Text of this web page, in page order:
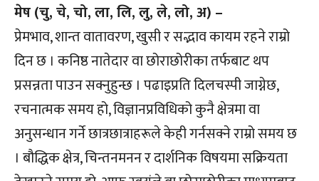
मेष (चु, चे, चो, ला, लि, लु, ले, लो, अ) –
प्रेमभाव, शान्त वातावरण, खुसी र सद्भाव कायम रहने राम्रो
दिन छ । कनिष्ठ नातेदार वा छोराछोरीका तर्फबाट थप
प्रसन्नता पाउन सक्नुहुन्छ । पढाइप्रति दिलचस्पी जाग्नेछ,
रचनात्मक समय हो, विज्ञानप्रविधिको कुनै क्षेत्रमा वा
अनुसन्धान गर्ने छात्रछात्राहरूले केही गर्नसक्ने राम्रो समय छ
। बौद्धिक क्षेत्र, चिन्तनमनन र दार्शनिक विषयमा सक्रियता